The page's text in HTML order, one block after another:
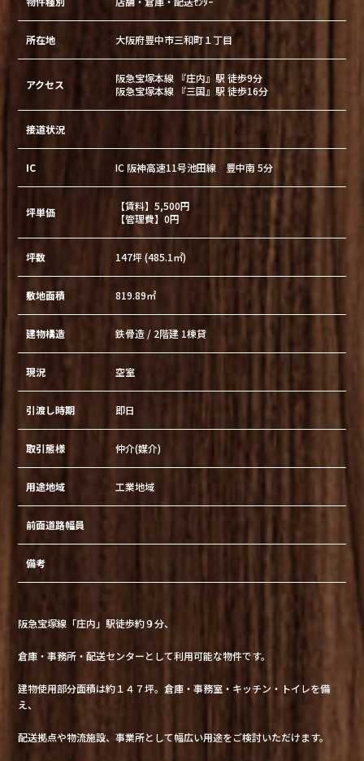
所在地 大阪府豊中市三和町１丁目
アクセス
阪急宝塚本線 『庄内』駅 徒歩9分
阪急宝塚本線 『三国』駅 徒歩16分
接道状況
IC IC 阪神高速11号池田線 豊中南 5分
坪単価
【賃料】5,500円
【管理費】0円
坪数 147坪 (485.1㎡)
敷地面積 819.89㎡
建物構造 鉄骨造 / 2階建 1棟貸
現況 空室
引渡し時期 即日
取引態様 仲介(媒介)
用途地域 工業地域
前面道路幅員
備考
阪急宝塚線「庄内」駅徒歩約９分、
倉庫・事務所・配送センターとして利用可能な物件です。
建物使用部分面積は約１４７坪。倉庫・事務室・キッチン・トイレを備
え、
配送拠点や物流施設、事業所として幅広い用途をご検討いただけます。